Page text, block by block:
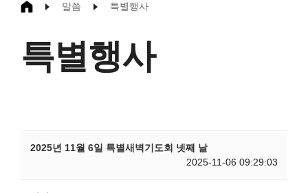
말씀 특별행사
특별행사
2025년 11월 6일 특별새벽기도회 넷째 날
2025-11-06 09:29:03